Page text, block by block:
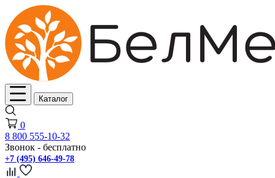
Каталог
0
8 800 555-10-32
Звонок - бесплатно
+7 (495) 646-49-78